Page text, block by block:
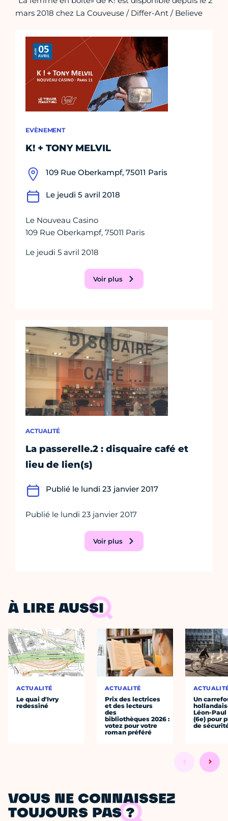
mars 2018 chez La Couveuse / Differ-Ant / Believe
EVÈNEMENT
K! + TONY MELVIL
109 Rue Oberkampf, 75011 Paris
Le jeudi 5 avril 2018
Le Nouveau Casino
109 Rue Oberkampf, 75011 Paris
Le jeudi 5 avril 2018
Voir plus
ACTUALITÉ
La passerelle.2 : disquaire café et
lieu de lien(s)
Publié le lundi 23 janvier 2017
Publié le lundi 23 janvier 2017
Voir plus
À LIRE AUSSI
ACTUALITÉ
Le quai d'Ivry
redessiné
ACTUALITÉ
Prix des lectrices
et des lecteurs
des
bibliothèques 2026 :
votez pour votre
roman préféré
Un
Léon-Paul
(6e) pour
de
VOUS NE CONNAISSEZ
TOUJOURS PAS ?